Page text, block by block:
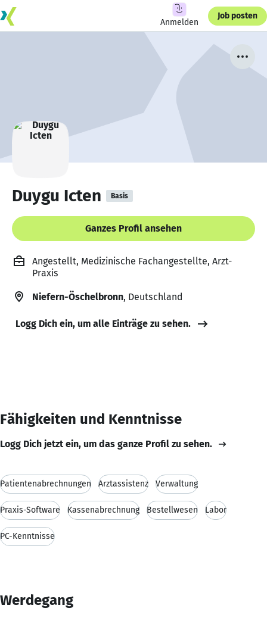
Anmelden
Job posten
Duygu Icten Basis
Ganzes Profil ansehen
Angestellt, Medizinische Fachangestellte, Arzt-
Praxis
Niefern-Öschelbronn, Deutschland
Logg Dich ein, um alle Einträge zu sehen.
Fähigkeiten und Kenntnisse
Logg Dich jetzt ein, um das ganze Profil zu sehen.
Patientenabrechnungen Arztassistenz Verwaltung
Praxis-Software Kassenabrechnung Bestellwesen Labor
PC-Kenntnisse
Werdegang